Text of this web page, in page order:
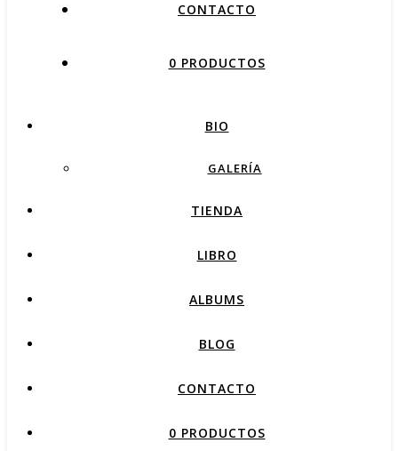
CONTACTO
0 PRODUCTOS
BIO
GALERÍA
TIENDA
LIBRO
ALBUMS
BLOG
CONTACTO
0 PRODUCTOS